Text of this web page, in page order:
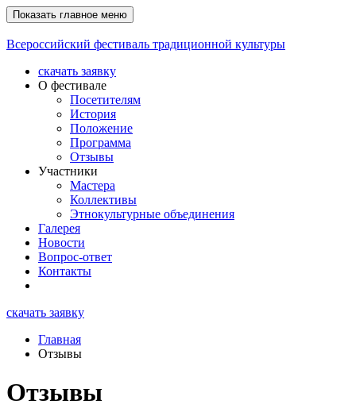
Показать главное меню
Всероссийский фестиваль традиционной культуры
скачать заявку
О фестивале
Посетителям
История
Положение
Программа
Отзывы
Участники
Мастера
Коллективы
Этнокультурные объединения
Галерея
Новости
Вопрос-ответ
Контакты
скачать заявку
Главная
Отзывы
Отзывы